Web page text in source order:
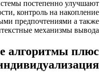
экосистемы постепенно
контроль на
предпочтениями
контекстные механизмы
алгоритмы